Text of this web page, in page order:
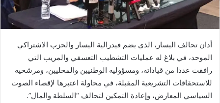
أدان تحالف اليسار، الذي يضم فيدرالية اليسار والحزب الاشتراكي
الموحد، في بلاغ له عمليات التشطيب التعسفي والمريب التي
رافقت عددا من قياداته، ومسؤوليه الوطنيين والمحليين، ومرشحيه
للاستحقاقات التشريعية المقبلة، في محاولة اعتبرها لإقصاء الصوت
السياسي المعارض، وإعادة التمكين لتحالف “السلطة والمال”.